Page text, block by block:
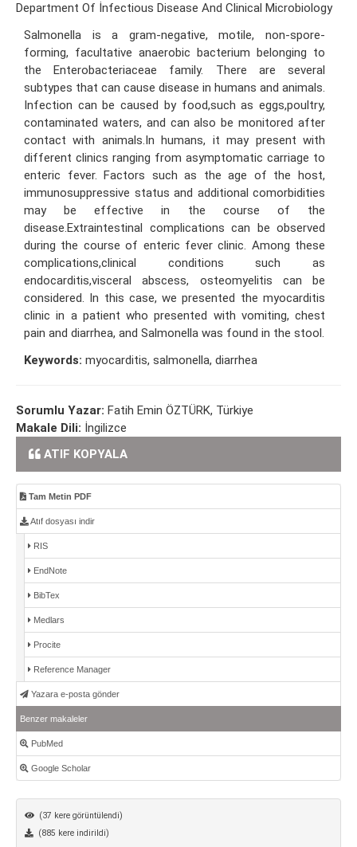
Department Of İnfectious Disease And Clinical Microbiology
Salmonella is a gram-negative, motile, non-spore-
forming, facultative anaerobic bacterium belonging to
the Enterobacteriaceae family. There are several
subtypes that can cause disease in humans and animals.
Infection can be caused by food,such as eggs,poultry,
contaminated waters, and can also be monitored after
contact with animals.In humans, it may present with
different clinics ranging from asymptomatic carriage to
enteric fever. Factors such as the age of the host,
immunosuppressive status and additional comorbidities
may be effective in the course of the
disease.Extraintestinal complications can be observed
during the course of enteric fever clinic. Among these
complications,clinical conditions such as
endocarditis,visceral abscess, osteomyelitis can be
considered. In this case, we presented the myocarditis
clinic in a patient who presented with vomiting, chest
pain and diarrhea, and Salmonella was found in the stool.
Keywords: myocarditis, salmonella, diarrhea
Sorumlu Yazar: Fatih Emin ÖZTÜRK, Türkiye
Makale Dili: İngilizce
ATIF KOPYALA
Tam Metin PDF
Atıf dosyası indir
RIS
EndNote
BibTex
Medlars
Procite
Reference Manager
Yazara e-posta gönder
Benzer makaleler
PubMed
Google Scholar
(37 kere görüntülendi)
(885 kere indirildi)